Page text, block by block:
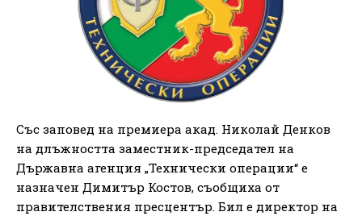
Със заповед на премиера акад. Николай Денков
на длъжността заместник-председател на
Държавна агенция „Технически операции“ е
назначен Димитър Костов, съобщиха от
правителствения пресцентър. Бил е директор на